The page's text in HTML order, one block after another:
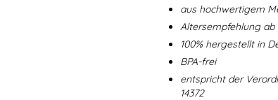
aus hochwertigem
Altersempfehlung ab
100% hergestellt in
BPA-frei
entspricht der
14372